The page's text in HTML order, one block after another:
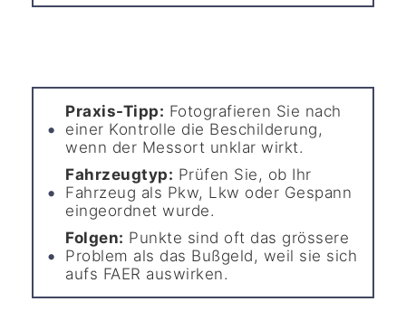
Praxis-Tipp: Fotografieren Sie nach
einer Kontrolle die Beschilderung,
wenn der Messort unklar wirkt.
Fahrzeugtyp: Prüfen Sie, ob Ihr
Fahrzeug als Pkw, Lkw oder Gespann
eingeordnet wurde.
Folgen: Punkte sind oft das grössere
Problem als das Bußgeld, weil sie sich
aufs FAER auswirken.